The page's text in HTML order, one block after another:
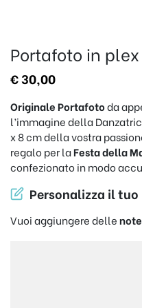
Portafoto in
€30,00
Originale Portafotoda
l’immagine della
x 8 cm della vostra
regalo per laFesta della
confezionato in modo
Personalizza il
Vuoi aggiungere dellenote